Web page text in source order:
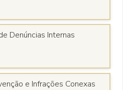
Denúncias Internas
e Infrações Conexas